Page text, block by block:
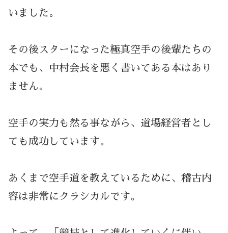
いました。
その後スターになった極真空手の後輩たちの
本でも、中村会長を悪く書いてある本はあり
ません。
空手の実力も然る事ながら、道場経営者とし
ても成功しています。
あくまで空手道を教えているために、稽古内
容は非常にクラシカルです。